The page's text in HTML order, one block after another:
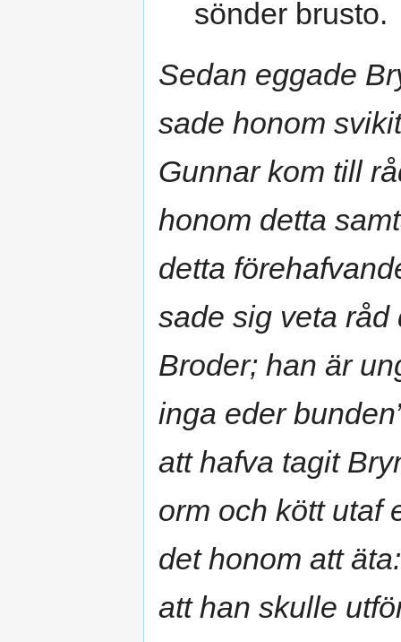
sönder brusto.
Sedan eggade
sade honom
Gunnar kom till
honom detta
detta
sade sig veta råd
Broder; han är
inga eder
att hafva tagit
orm och kött utaf
det honom att
att han skulle